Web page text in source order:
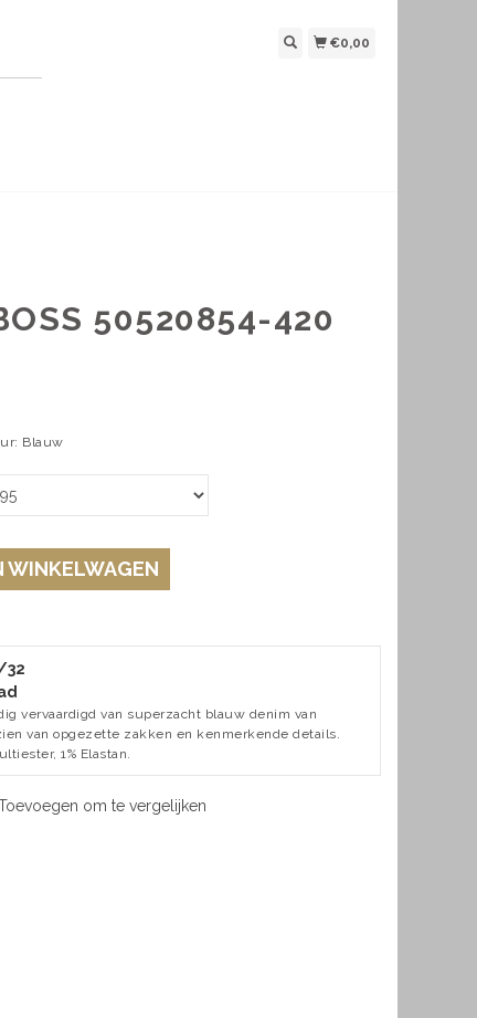
€0,00
50520854-420
Blauw
WINKELWAGEN
32
vervaardigd van superzacht blauw denim van
van opgezette zakken en kenmerkende details.
1% Elastan.
om te vergelijken